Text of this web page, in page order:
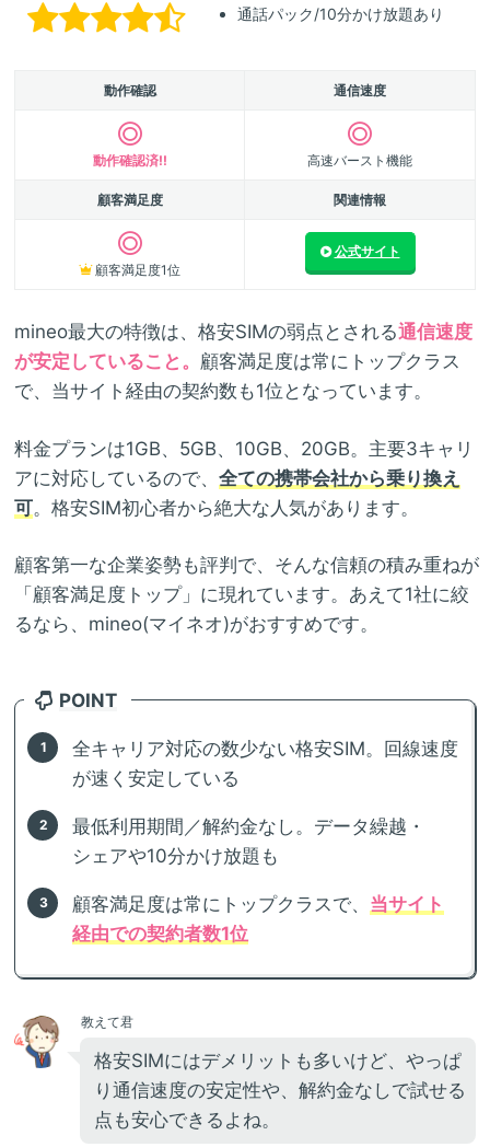
通話パック/10分かけ放題あり
動作確認 通信速度
動作確認済!! 高速バースト機能
顧客満足度 関連情報
顧客満足度1位
公式サイト
mineo最大の特徴は、格安SIMの弱点とされる通信速度
が安定していること。 顧客満足度は常にトップクラス
で、当サイト経由の契約数も1位となっています。
料金プランは1GB、5GB、10GB、20GB。主要3キャリ
アに対応しているので、 全ての携帯会社から乗り換え
可。格安SIM初心者から絶大な人気があります。
顧客第一な企業姿勢も評判で、そんな信頼の積み重ねが
「顧客満足度トップ」に現れています。あえて1社に絞
るなら、mineo(マイネオ)がおすすめです。
POINT
全キャリア対応の数少ない格安SIM。回線速度
が速く安定している
最低利用期間／解約金なし。データ繰越・
シェアや10分かけ放題も
顧客満足度は常にトップクラスで、 当サイト
経由での契約者数1位
教えて君
格安SIMにはデメリットも多いけど、やっぱ
り通信速度の安定性や、解約金なしで試せる
点も安心できるよね。